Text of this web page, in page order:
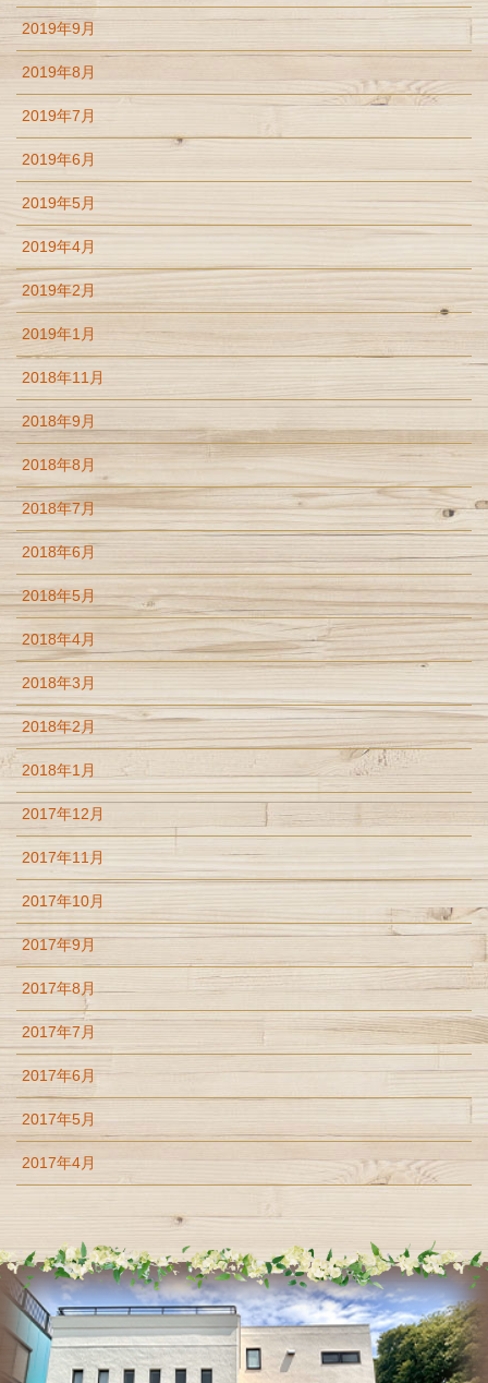
2019年9月
2019年8月
2019年7月
2019年6月
2019年5月
2019年4月
2019年2月
2019年1月
2018年11月
2018年9月
2018年8月
2018年7月
2018年6月
2018年5月
2018年4月
2018年3月
2018年2月
2018年1月
2017年12月
2017年11月
2017年10月
2017年9月
2017年8月
2017年7月
2017年6月
2017年5月
2017年4月